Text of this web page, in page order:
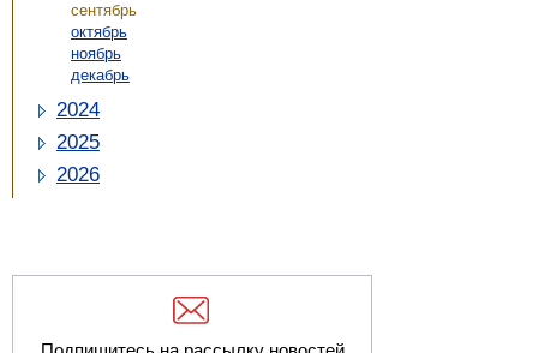
сентябрь
октябрь
ноябрь
декабрь
2024
2025
2026